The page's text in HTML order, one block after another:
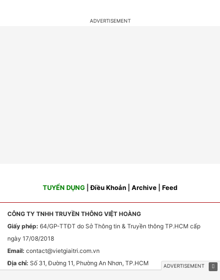
TUYỂN DỤNG |Điều Khoản Archive Feed
CÔNG TY TNHH TRUYỀN THÔNG VIỆT HOÀNG
Giấy phép: 64/GP-TTĐT do Sở Thông tin & Truyền thông TP.HCM cấp
ngày 17/08/2018
Email: contact@vietgiaitri.com.vn
Địa chỉ: Số 31, Đường 11, Phường An Nhơn, TP.HCM